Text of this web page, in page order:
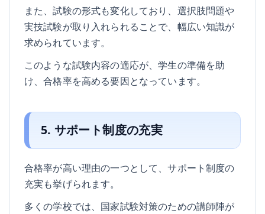
また、試験の形式も変化しており、選択肢問題や
実技試験が取り入れられることで、幅広い知識が
求められています。
このような試験内容の適応が、学生の準備を助
け、合格率を高める要因となっています。
5. サポート制度の充実
合格率が高い理由の一つとして、サポート制度の
充実も挙げられます。
多くの学校では、国家試験対策のための講師陣が